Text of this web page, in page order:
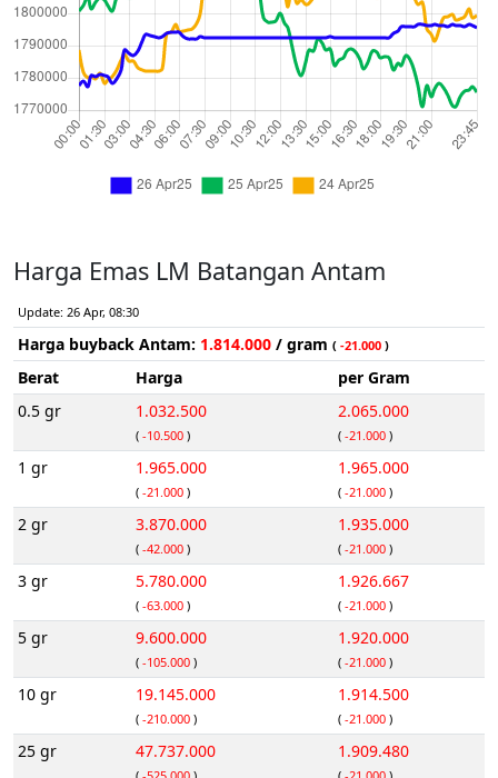
Harga Emas LM Batangan Antam
Update: 26 Apr, 08:30
Harga buyback Antam: 1.814.000 / gram ( -21.000 )
Berat Harga
per Gram
0.5 gr
1.032.500
( -10.500 )
2.065.000
( -21.000 )
1 gr 1.965.000
( -21.000 )
1.965.000
( -21.000 )
2 gr 3.870.000
( -42.000 )
1.935.000
( -21.000 )
3 gr 5.780.000
( -63.000 )
1.926.667
( -21.000 )
5 gr 9.600.000
( -105.000 )
1.920.000
( -21.000 )
10 gr 19.145.000
( -210.000 )
1.914.500
( -21.000 )
25 gr 47.737.000 1.909.480